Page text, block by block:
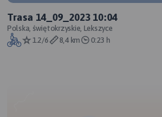
Trasa 14_09_2023 10:04
Polska, świętokrzyskie, Lekszyce
1.2/6
8,4 km 0:23 h